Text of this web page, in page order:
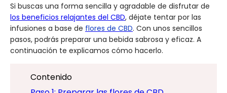
Si buscas una forma sencilla y agradable de disfrutar de
los beneficios relajantes del CBD, déjate tentar por las
infusiones a base de flores de CBD. Con unos sencillos
pasos, podrás preparar una bebida sabrosa y eficaz. A
continuación te explicamos cómo hacerlo.
Contenido